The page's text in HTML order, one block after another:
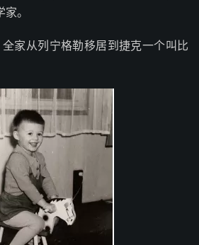
。
家从列宁格勒移居到捷克一个叫比